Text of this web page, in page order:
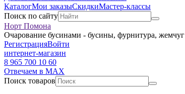
КаталогМои заказыСкидкиМастер-классы
Поиск по сайту
Норт Помона
Очарование бусинами - бусины, фурнитура, жемчуг
РегистрацияВойти
интернет-магазин
8 965 700 10 60
Отвечаем в MAX
Поиск товаров